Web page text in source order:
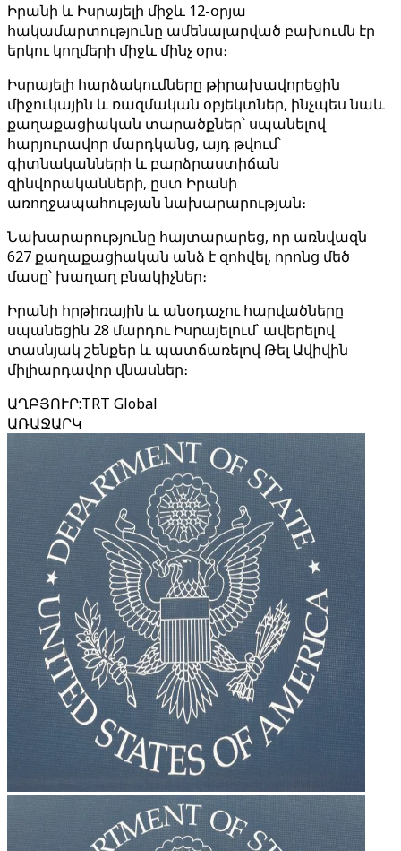
Իրանի և Իսրայելի միջև 12-օրյա
հակամարտությունը ամենալարված բախումն էր
երկու կողմերի միջև մինչ օրս։
Իսրայելի հարձակումները թիրախավորեցին
միջուկային և ռազմական օբյեկտներ, ինչպես նաև
քաղաքացիական տարածքներ՝ սպանելով
հարյուրավոր մարդկանց, այդ թվում՝
գիտնականների և բարձրաստիճան
զինվորականների, ըստ Իրանի
առողջապահության նախարարության։
Նախարարությունը հայտարարեց, որ առնվազն
627 քաղաքացիական անձ է զոհվել, որոնց մեծ
մասը՝ խաղաղ բնակիչներ։
Իրանի հրթիռային և անօդաչու հարվածները
սպանեցին 28 մարդու Իսրայելում՝ ավերելով
տասնյակ շենքեր և պատճառելով Թել Ավիվին
միլիարդավոր վնասներ։
ԱՂԲՅՈՒՐ:TRT Global
ԱՌԱՋԱՐԿ